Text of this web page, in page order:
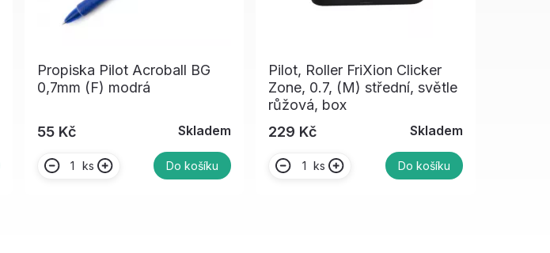
Propiska Pilot Acroball BG
0,7mm (F) modrá
55 Kč Skladem
ks Do košíku
Pilot, Roller FriXion Clicker
Zone, 0.7, (M) střední, světle
růžová, box
229 Kč
Skladem
ks Do košíku